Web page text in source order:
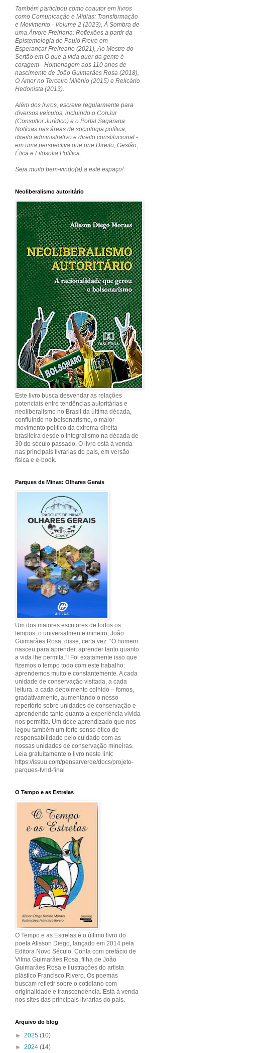
Também participou como coautor em livros
como Comunicação e Mídias: Transformação
e Movimento - Volume 2 (2023), À Sombra de
uma Árvore Freiriana: Reflexões a partir da
Epistemologia de Paulo Freire em
Esperançar Freireano (2021), Ao Mestre do
Sertão em O que a vida quer da gente é
coragem - Homenagem aos 110 anos de
nascimento de João Guimarães Rosa (2018),
O Amor no Terceiro Milênio (2015) e Relicário
Hedonista (2013).
Além dos livros, escreve regularmente para
diversos veículos, incluindo o ConJur
(Consultor Jurídico) e o Portal Sagarana
Notícias nas áreas de sociologia política,
direito administrativo e direito constitucional -
em uma perspectiva que une Direito, Gestão,
Ética e Filosofia Política.
Seja muito bem-vindo(a) a este espaço!
Neoliberalismo autoritário
Este livro busca desvendar as relações
potenciais entre tendências autoritárias e
neoliberalismo no Brasil da última década,
confluindo no bolsonarismo, o maior
movimento político da extrema-direita
brasileira desde o Integralismo na década de
30 do século passado. O livro está à venda
nas principais livrarias do país, em versão
física e e-book.
Parques de Minas: Olhares Gerais
Um dos maiores escritores de todos os
tempos, o universalmente mineiro, João
Guimarães Rosa, disse, certa vez: “O homem
nasceu para aprender, aprender tanto quanto
a vida lhe permita.”I Foi exatamente isso que
fizemos o tempo todo com este trabalho:
aprendemos muito e constantemente. A cada
unidade de conservação visitada, a cada
leitura, a cada depoimento colhido – fomos,
gradativamente, aumentando o nosso
repertório sobre unidades de conservação e
aprendendo tanto quanto a experiência vivida
nos permitia. Um doce aprendizado que nos
legou também um forte senso ético de
responsabilidade pelo cuidado com as
nossas unidades de conservação mineiras.
Leia gratuitamente o livro neste link:
https://issuu.com/pensarverde/docs/projeto-
parques-fvhd-final
O Tempo e as Estrelas
O Tempo e as Estrelas é o último livro do
poeta Alisson Diego, lançado em 2014 pela
Editora Novo Século. Conta com prefácio de
Vilma Guimarães Rosa, filha de João
Guimarães Rosa e ilustrações do artista
plástico Francisco Rivero. Os poemas
buscam refletir sobre o cotidiano com
originalidade e transcendência. Está à venda
nos sites das principais livrarias do país.
Arquivo do blog
► 2025 (10)
► 2024 (14)